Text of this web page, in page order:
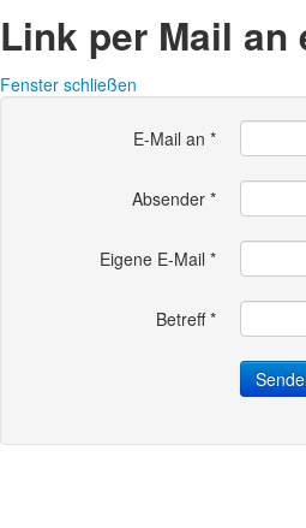
Link per Mail an
Fenster schließen
E-Mail an *
Absender *
Eigene E-Mail *
Betreff*